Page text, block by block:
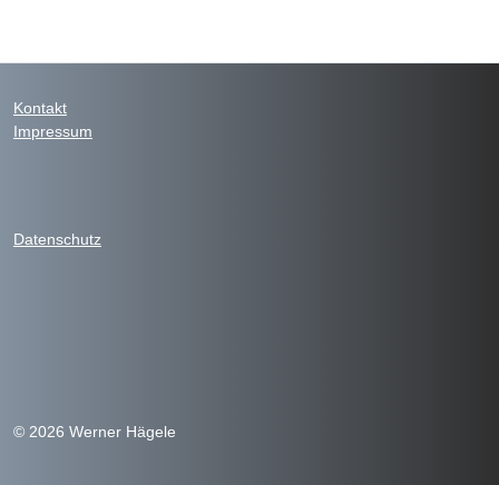
Kontakt
Impressum
Datenschutz
© 2026 Werner Hägele